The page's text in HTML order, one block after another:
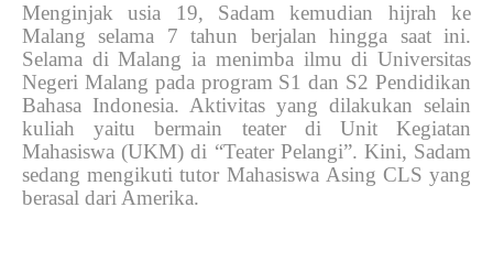
Menginjak usia 19, Sadam kemudian hijrah ke
Malang selama 7 tahun berjalan hingga saat ini.
Selama di Malang ia menimba ilmu di Universitas
Negeri Malang pada program S1 dan S2 Pendidikan
Bahasa Indonesia. Aktivitas yang dilakukan selain
kuliah yaitu bermain teater di Unit Kegiatan
Mahasiswa (UKM) di “Teater Pelangi”. Kini, Sadam
sedang mengikuti tutor Mahasiswa Asing CLS yang
berasal dari Amerika.